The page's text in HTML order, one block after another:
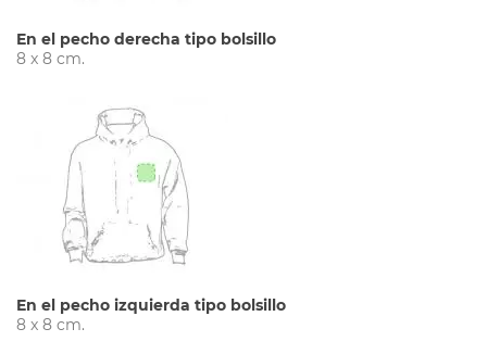
En el pecho derecha tipo bolsillo
8 x 8 cm.
En el pecho izquierda tipo bolsillo
8 x 8 cm.